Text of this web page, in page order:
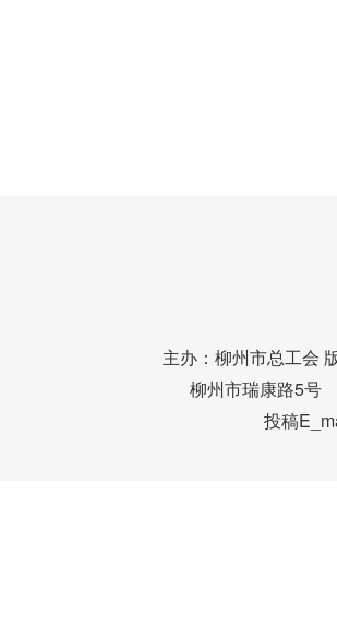
主办：柳州市总工会
柳州市瑞康路5
投稿